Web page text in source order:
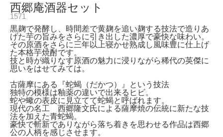
西郷庵酒器セット
1571
黒麹で発酵し、時間差で黄麹を追い麹する技法で造りあ
げた芋の旨みをさらに引き出した濃厚で豪快な味わい。
その原酒をさらに三年以上寝かせ熟成し風味豊に仕上げ
た本格芋焼酎です。
技と時が織りなす原酒の魅力に浸りながら稀代の英傑に
思いをはせてみては。
古薩摩にある『蛇蝎（だかつ）』という技法
独特の模様は釉薬の違いで出来るヒビ。
蛇や蠍の表皮に見立てて蛇蝎と呼ばれます。
現代の名工 西郷隆文氏による薩摩焼の伝統に新たな技
法を加えた青蛇蝎。
豪快で斬新でありながら落ち着きを思わせる作品は西郷
公の人柄を感じさせます。